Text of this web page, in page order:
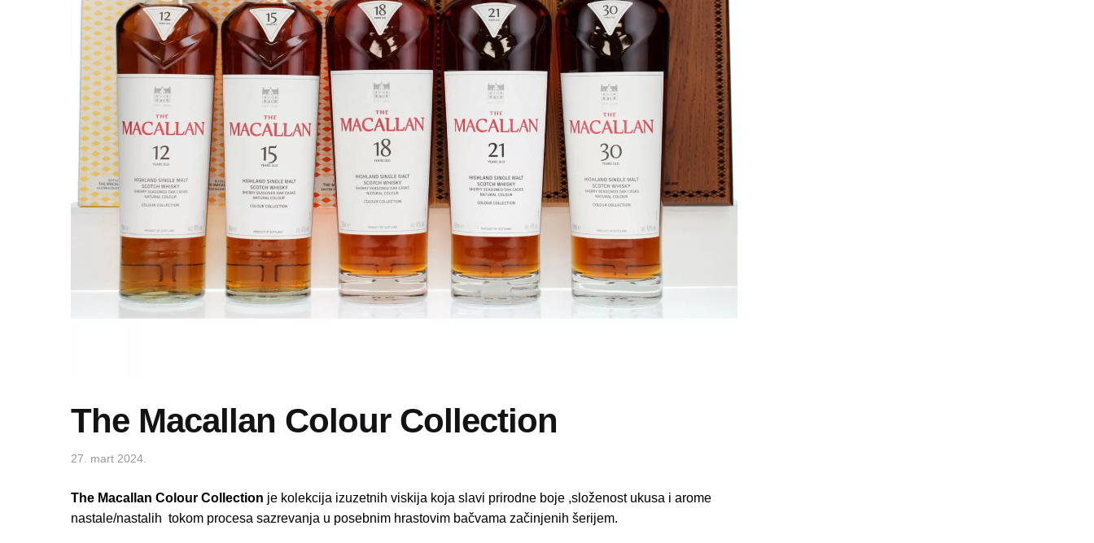
The Macallan Colour Collection
27. mart 2024.
The Macallan Colour Collection je kolekcija izuzetnih viskija koja slavi prirodne boje ,složenost ukusa i arome
nastale/nastalih tokom procesa sazrevanja u posebnim hrastovim bačvama začinjenih šerijem.